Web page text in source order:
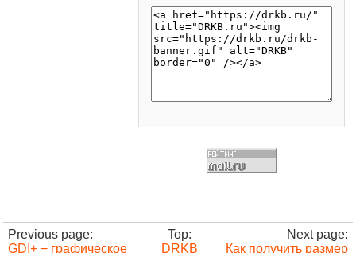
Previous page:
GDI+ − графическое
Top:
DRKB
Next page:
Как получить размер